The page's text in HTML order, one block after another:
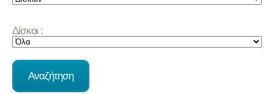
Δίσκοι :